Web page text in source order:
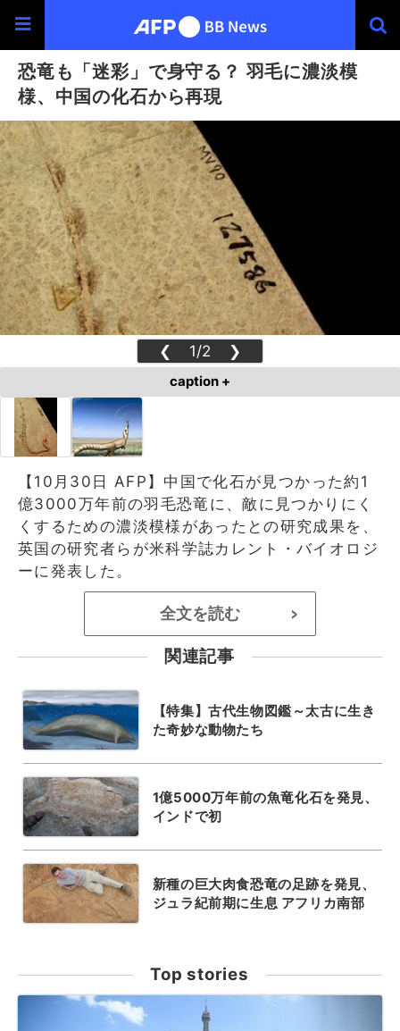
恐竜も「迷彩」で身守る？ 羽毛に濃淡模
様、中国の化石から再現
❮ 1/2 ❯
caption +
【10月30日 AFP】中国で化石が見つかった約1
億3000万年前の羽毛恐竜に、敵に見つかりにく
くするための濃淡模様があったとの研究成果を、
英国の研究者らが米科学誌カレント・バイオロジ
ーに発表した。
全文を読む >
関連記事
【特集】古代生物図鑑～太古に生き
た奇妙な動物たち
1億5000万年前の魚竜化石を発見、
インドで初
新種の巨大肉食恐竜の足跡を発見、
ジュラ紀前期に生息 アフリカ南部
Top stories